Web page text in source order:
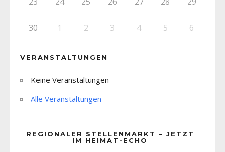
30 1 2 3 4 5 6
VERANSTALTUNGEN
Keine Veranstaltungen
Alle Veranstaltungen
REGIONALER STELLENMARKT – JETZT
IM HEIMAT-ECHO